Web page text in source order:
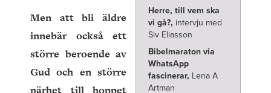
Herre, till vem ska
vi gå?, intervju med
Siv Eliasson
Bibelmaraton via
WhatsApp
fascinerar, Lena A
Artman
Men att bli äldre
innebär också ett
större beroende av
Gud och en större